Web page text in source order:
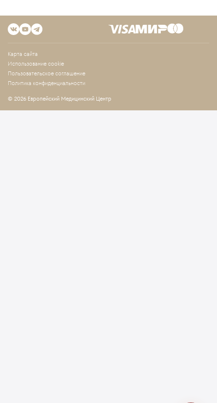
Карта сайта
Использование cookie
Пользовательское соглашение
Политика конфиденциальности
© 2026 Европейский Медицинский Центр